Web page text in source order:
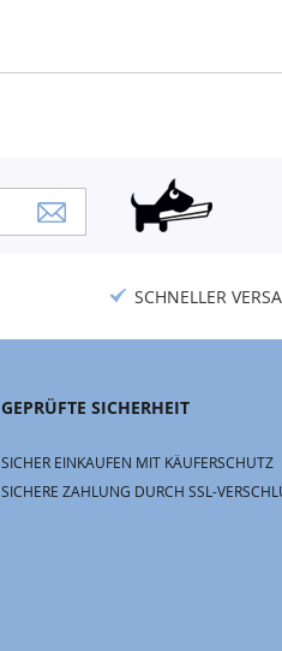
SCHNELLER
GEPRÜFTE SICHERHEIT
SICHER EINKAUFEN MIT KÄUFERSCHUTZ
SICHERE ZAHLUNG DURCH SSL-